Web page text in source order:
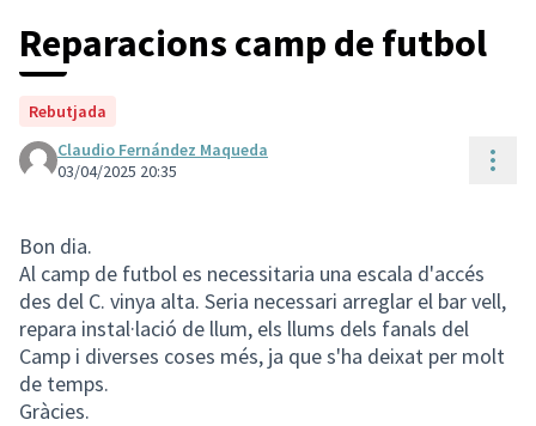
Reparacions camp de futbol
Rebutjada
Claudio Fernández Maqueda
03/04/2025 20:35
Bon dia.
Al camp de futbol es necessitaria una escala d'accés
des del C. vinya alta. Seria necessari arreglar el bar vell,
repara instal·lació de llum, els llums dels fanals del
Camp i diverses coses més, ja que s'ha deixat per molt
de temps.
Gràcies.